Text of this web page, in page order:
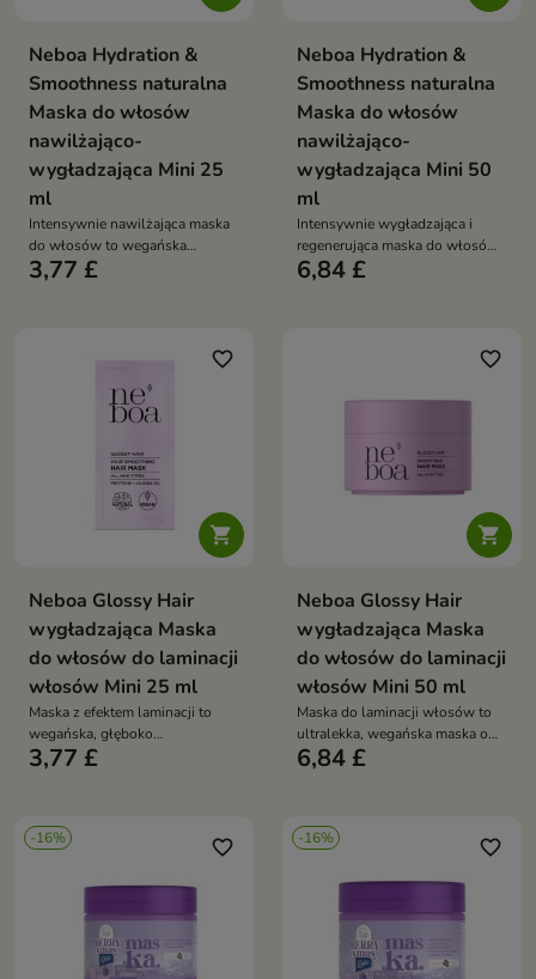
Neboa Hydration &
Smoothness naturalna
Maska do włosów
nawilżająco-
wygładzająca Mini 25
ml
Intensywnie nawilżająca maska
do włosów to wegańska
pielęgnacja z kwasem
włosom jedwabistą miękkość
3,77 £
Neboa Hydration &
Smoothness naturalna
Maska do włosów
nawilżająco-
wygładzająca Mini 50
ml
Intensywnie wygładzająca i
regenerująca maska do włosów
z olejem z czarnuszki, kwasem
im miękkość oraz zdrowy blask
6,84 £

favorite_border
Neboa Glossy Hair
wygładzająca Maska
do włosów do laminacji
włosów Mini 25 ml
Maska z efektem laminacji to
wegańska, głęboko
wygładzająca pielęgnacja do
puszeniem dzięki kompleksowi
3,77 £

favorite_border
Neboa Glossy Hair
wygładzająca Maska
do włosów do laminacji
włosów Mini 50 ml
Maska do laminacji włosów to
ultralekka, wegańska maska o
żelowo-kremowej konsystencji,
sprężystość bez obciążenia
6,84 £
-16% favorite_border -16% favorite_border